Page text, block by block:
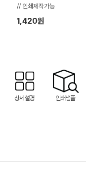
// 인쇄제작가능
1,420원
상세설명 인쇄샘플